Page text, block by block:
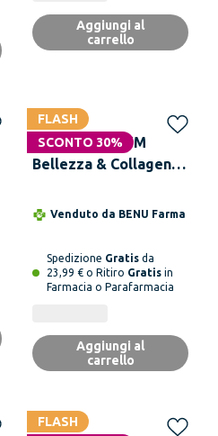
Aggiungi al
carrello
FLASH
SCONTO 30%
MULTICENTRUM
Bellezza & Collagene
Venduto da BENU Farma
Spedizione Gratis da
23,99 € o Ritiro Gratis in
Farmacia o Parafarmacia
Aggiungi al
carrello
FLASH